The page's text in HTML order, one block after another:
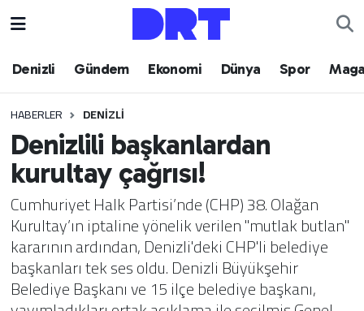
Denizli Gündem Ekonomi Dünya Spor
HABERLER DENIZLI
Denizlili başkanlardan
kurultay çağrısı!
Cumhuriyet Halk Partisi’nde (CHP) 38. Olağan
Kurultay’ın iptaline yönelik verilen "mutlak butlan"
kararının ardından, Denizli'deki CHP'li belediye
başkanları tek ses oldu. Denizli Büyükşehir
Belediye Başkanı ve 15 ilçe belediye başkanı,
Denizli
Ekonomi
Dünya
Spor
Magazin
Hava Durumu
Trafik Durumu
Puan Durumu ve Fikstür
Tüm Manşetler
Son Dakika Haberleri
Haber Arşivi